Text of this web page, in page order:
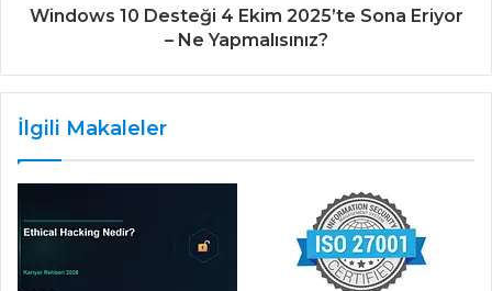
Windows 10 Desteği 4 Ekim 2025’te Sona Eriyor
– Ne Yapmalısınız?
İlgili Makaleler